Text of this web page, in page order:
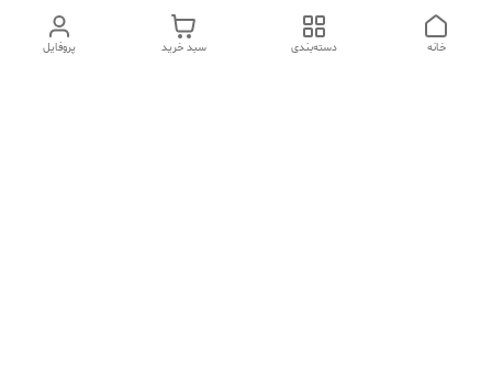
پروفایل سبد خرید دسته‌بندی خانه